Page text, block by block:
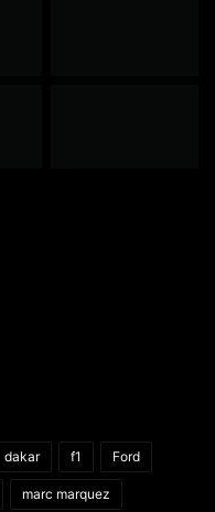
dakar f1 Ford
marc marquez